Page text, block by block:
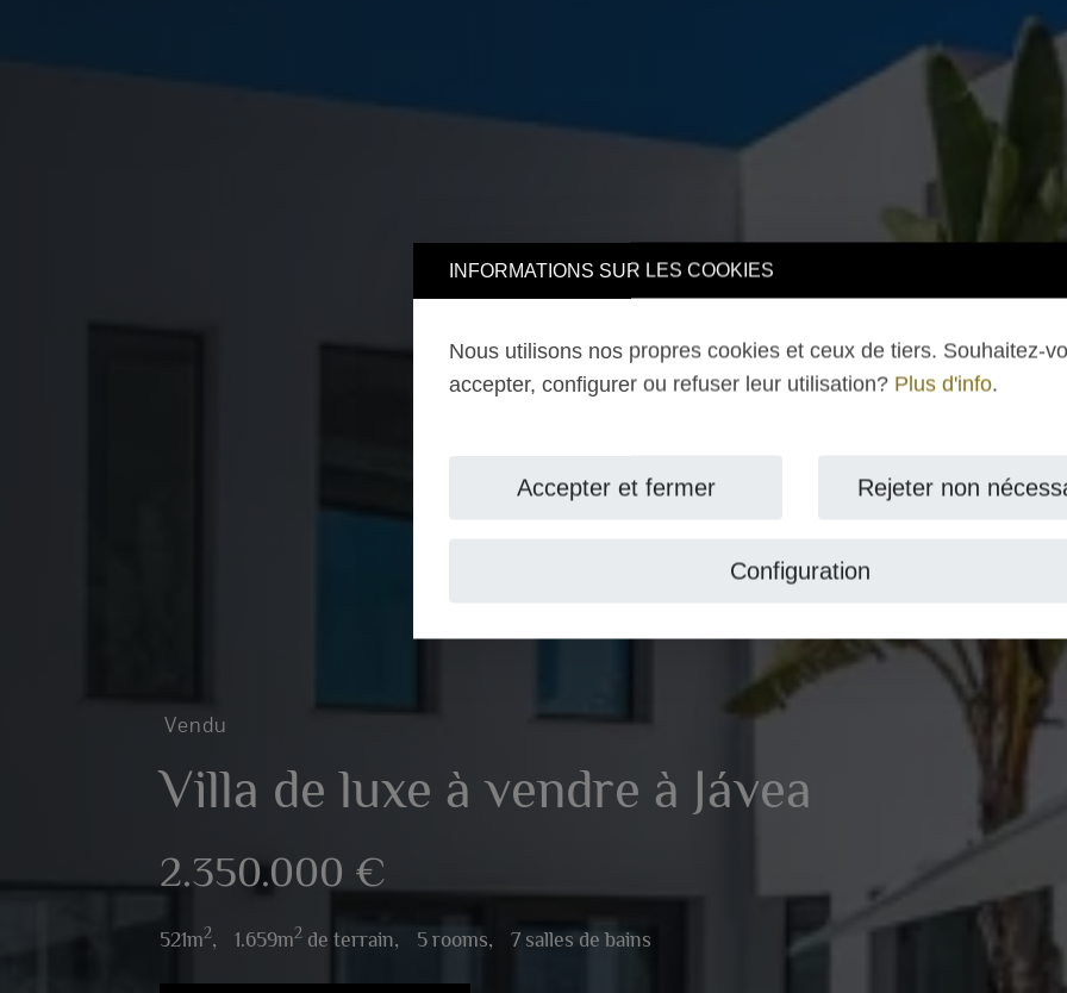
INFORMATIONS SUR LES COOKIES
Nous utilisons nos propres cookies et ceux de tiers. Souhaitez-
accepter, configurer ou refuser leur utilisation? Plus d'info.
Accepter et fermer Rejeter non
Configuration
Vendu
Villa de luxe à vendre à Jávea
2.350.000 €
521m2, 1.659m2 de terrain, 5 rooms, 7 salles de bains